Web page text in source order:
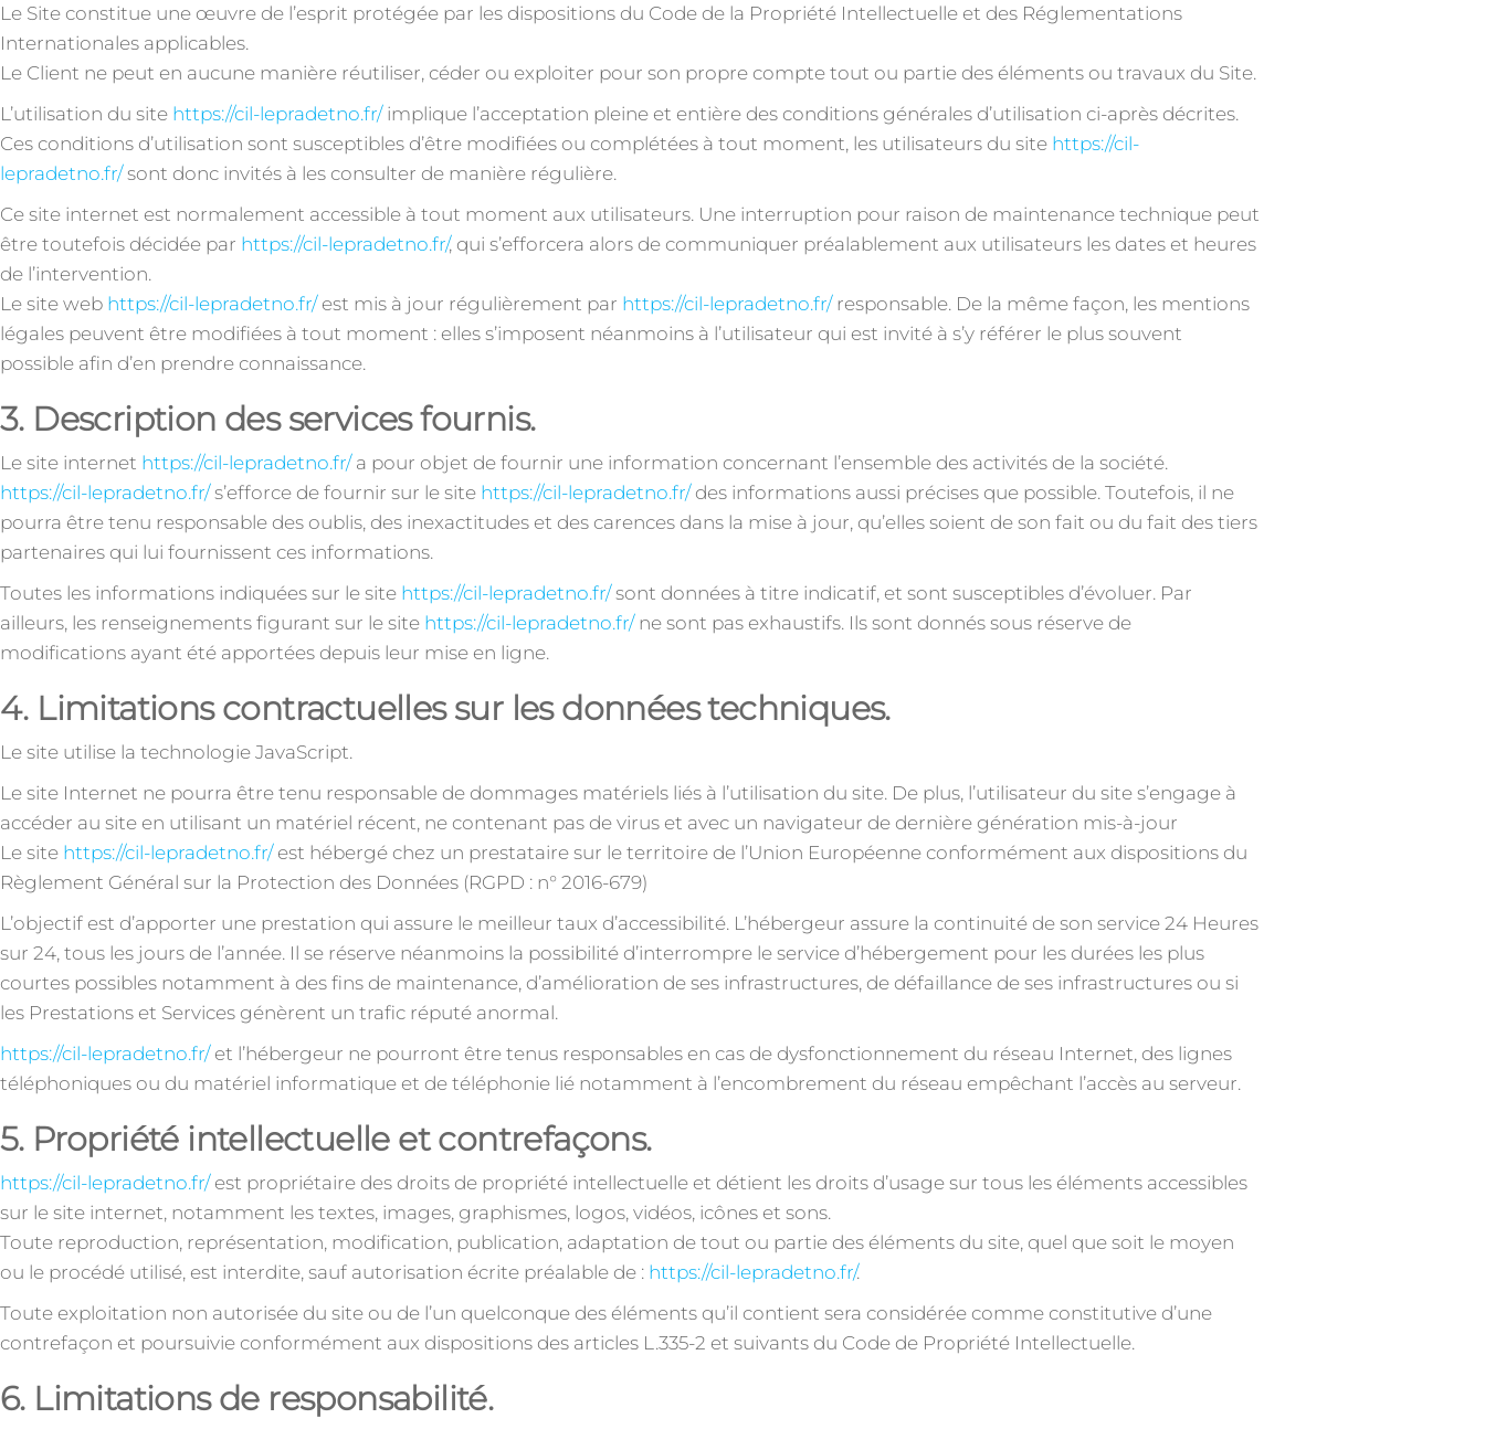
Le Site constitue une œuvre de l’esprit protégée par les dispositions du Code de la Propriété Intellectuelle et des Réglementations
Internationales applicables.
Le Client ne peut en aucune manière réutiliser, céder ou exploiter pour son propre compte tout ou partie des éléments ou travaux du Site.
L’utilisation du site https://cil-lepradetno.fr/implique l’acceptation pleine et entière des conditions générales d’utilisation ci-après décrites.
Ces conditions d’utilisation sont susceptibles d’être modifiées ou complétées à tout moment, les utilisateurs du site https://cil-
lepradetno.fr/sont donc invités à les consulter de manière régulière.
Ce site internet est normalement accessible à tout moment aux utilisateurs. Une interruption pour raison de maintenance technique peut
être toutefois décidée par https://cil-lepradetno.fr/, qui s’efforcera alors de communiquer préalablement aux utilisateurs les dates et heures
de l’intervention.
Le site web https://cil-lepradetno.fr/est mis à jour régulièrement par https://cil-lepradetno.fr/responsable. De la même façon, les mentions
légales peuvent être modifiées à tout moment : elles s’imposent néanmoins à l’utilisateur qui est invité à s’y référer le plus souvent
possible afin d’en prendre connaissance.
3. Description des services fournis.
Le site internet https://cil-lepradetno.fr/a pour objet de fournir une information concernant l’ensemble des activités de la société.
https://cil-lepradetno.fr/s’efforce de fournir sur le site https://cil-lepradetno.fr/des informations aussi précises que possible. Toutefois, il ne
pourra être tenu responsable des oublis, des inexactitudes et des carences dans la mise à jour, qu’elles soient de son fait ou du fait des tiers
partenaires qui lui fournissent ces informations.
Toutes les informations indiquées sur le site https://cil-lepradetno.fr/sont données à titre indicatif, et sont susceptibles d’évoluer. Par
ailleurs, les renseignements figurant sur le site https://cil-lepradetno.fr/ne sont pas exhaustifs. Ils sont donnés sous réserve de
modifications ayant été apportées depuis leur mise en ligne.
4. Limitations contractuelles sur les données techniques.
Le site utilise la technologie JavaScript.
Le site Internet ne pourra être tenu responsable de dommages matériels liés à l’utilisation du site. De plus, l’utilisateur du site s’engage à
accéder au site en utilisant un matériel récent, ne contenant pas de virus et avec un navigateur de dernière génération mis-à-jour
Le site https://cil-lepradetno.fr/est hébergé chez un prestataire sur le territoire de l’Union Européenne conformément aux dispositions du
Règlement Général sur la Protection des Données (RGPD : n° 2016-679)
L’objectif est d’apporter une prestation qui assure le meilleur taux d’accessibilité. L’hébergeur assure la continuité de son service 24 Heures
sur 24, tous les jours de l’année. Il se réserve néanmoins la possibilité d’interrompre le service d’hébergement pour les durées les plus
courtes possibles notamment à des fins de maintenance, d’amélioration de ses infrastructures, de défaillance de ses infrastructures ou si
les Prestations et Services génèrent un trafic réputé anormal.
https://cil-lepradetno.fr/et l’hébergeur ne pourront être tenus responsables en cas de dysfonctionnement du réseau Internet, des lignes
téléphoniques ou du matériel informatique et de téléphonie lié notamment à l’encombrement du réseau empêchant l’accès au serveur.
5. Propriété intellectuelle et contrefaçons.
https://cil-lepradetno.fr/est propriétaire des droits de propriété intellectuelle et détient les droits d’usage sur tous les éléments accessibles
sur le site internet, notamment les textes, images, graphismes, logos, vidéos, icônes et sons.
Toute reproduction, représentation, modification, publication, adaptation de tout ou partie des éléments du site, quel que soit le moyen
ou le procédé utilisé, est interdite, sauf autorisation écrite préalable de : https://cil-lepradetno.fr/.
Toute exploitation non autorisée du site ou de l’un quelconque des éléments qu’il contient sera considérée comme constitutive d’une
contrefaçon et poursuivie conformément aux dispositions des articles L.335-2 et suivants du Code de Propriété Intellectuelle.
6. Limitations de responsabilité.